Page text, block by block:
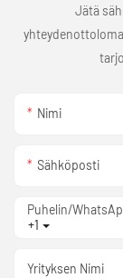
Jätä
Nimi
Sähköposti
+1
Puhelin/
Yrityksen Nimi